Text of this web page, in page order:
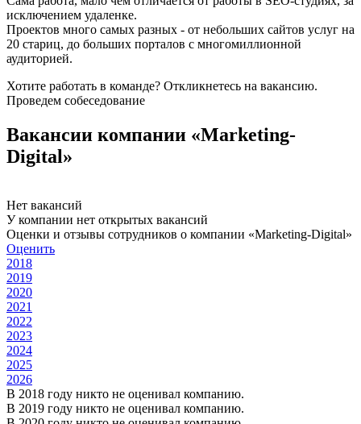
исключением удаленке.
Проектов много самых разных - от небольших сайтов услуг на
20 стариц, до больших порталов с многомиллионной
аудиторией.
Хотите работать в команде? Откликнетесь на вакансию.
Проведем собеседование
Вакансии компании «Marketing-
Digital»
Нет вакансий
У компании нет открытых вакансий
Оценки и отзывы сотрудников о компании «Marketing-Digital»
Оценить
2018
2019
2020
2021
2022
2023
2024
2025
2026
В 2018 году никто не оценивал компанию.
В 2019 году никто не оценивал компанию.